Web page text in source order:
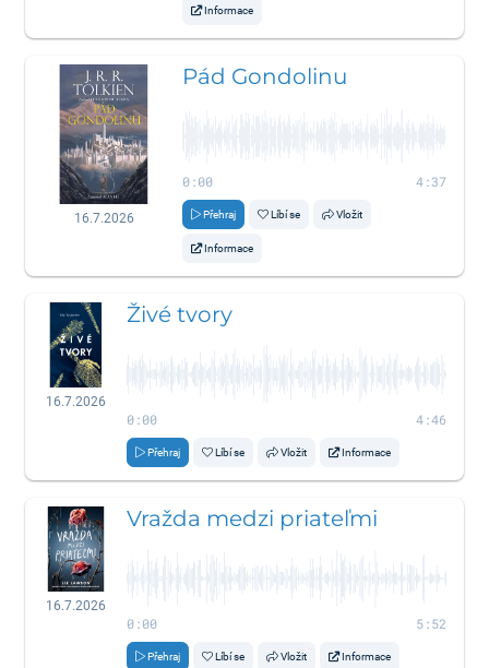
Informace
16.7.2026
Pád Gondolinu
0:00 4:37
Přehraj Líbí se Vložit
Informace
16.7.2026
Živé tvory
0:00 4:46
Přehraj Líbí se Vložit Informace
16.7.2026
Vražda medzi priateľmi
0:00 5:52
Přehraj Líbí se Vložit Informace